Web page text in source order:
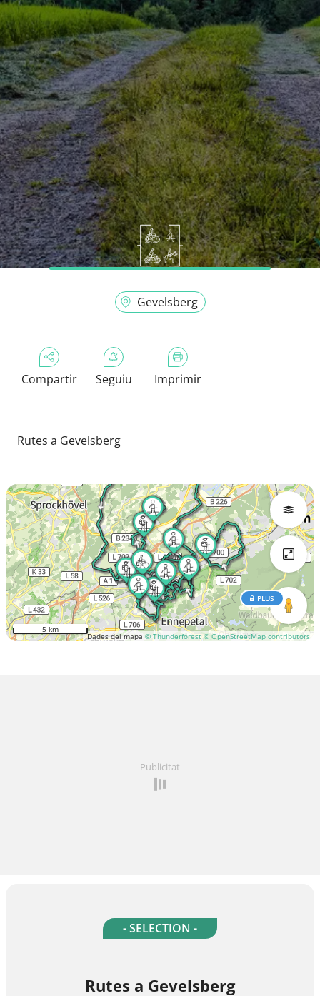
Gevelsberg
Compartir Seguiu Imprimir
Rutes a Gevelsberg
Dades del mapa © Thunderforest © OpenStreetMap contributors
PLUS
5 km
Publicitat
- SELECTION -
Rutes a Gevelsberg